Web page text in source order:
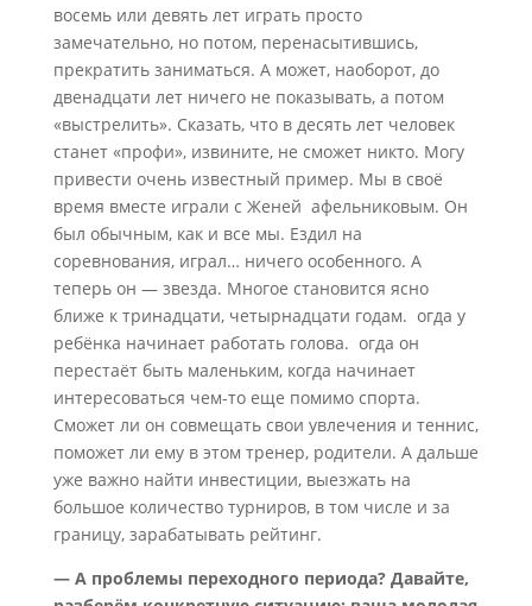
восемь или девять лет играть просто
замечательно, но потом, перенасытившись,
прекратить заниматься. А может, наоборот, до
двенадцати лет ничего не показывать, а потом
«выстрелить». Сказать, что в десять лет человек
станет «профи», извините, не сможет никто. Могу
привести очень известный пример. Мы в своё
время вместе играли с Женей афельниковым. Он
был обычным, как и все мы. Ездил на
соревнования, играл… ничего особенного. А
теперь он — звезда. Многое становится ясно
ближе к тринадцати, четырнадцати годам. огда у
ребёнка начинает работать голова. огда он
перестаёт быть маленьким, когда начинает
интересоваться чем-то еще помимо спорта.
Сможет ли он совмещать свои увлечения и теннис,
поможет ли ему в этом тренер, родители. А дальше
уже важно найти инвестиции, выезжать на
большое количество турниров, в том числе и за
границу, зарабатывать рейтинг.
— А проблемы переходного периода? Давайте,